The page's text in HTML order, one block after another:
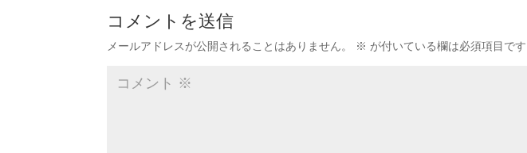
コメントを送信
メールアドレスが公開されることはありません。 ※ が付いている欄は必須項目です